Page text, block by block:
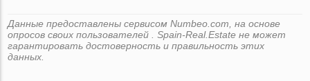
Данные предоставлены сервисом Numbeo.com, на основе
опросов своих пользователей . Spain-Real.Estate не может
гарантировать достоверность и правильность этих
данных.